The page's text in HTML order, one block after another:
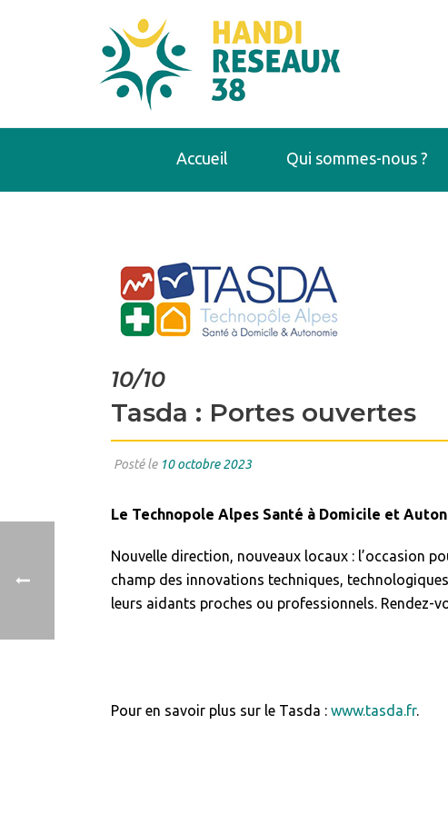
Accueil Qui sommes-nous ?
10/10
Tasda : Portes ouvertes
Posté le 10 octobre 2023
Le Technopole Alpes Santé à Domicile et
Nouvelle direction, nouveaux locaux : l’occasion
champ des innovations techniques,
leurs aidants proches ou professionnels. Rendez-
Pour en savoir plus sur le Tasda : www.tasda.fr.